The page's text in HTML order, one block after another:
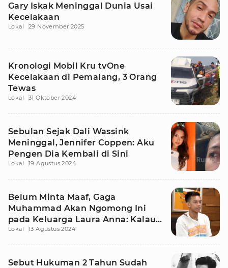
Gary Iskak Meninggal Dunia Usai
Kecelakaan
Lokal 29 November 2025
Kronologi Mobil Kru tvOne
Kecelakaan di Pemalang, 3 Orang
Tewas
Lokal 31 Oktober 2024
Sebulan Sejak Dali Wassink
Meninggal, Jennifer Coppen: Aku
Pengen Dia Kembali di Sini
Lokal 19 Agustus 2024
Belum Minta Maaf, Gaga
Muhammad Akan Ngomong Ini
pada Keluarga Laura Anna: Kalau
Emang Ada Salah...
Lokal 13 Agustus 2024
Sebut Hukuman 2 Tahun Sudah